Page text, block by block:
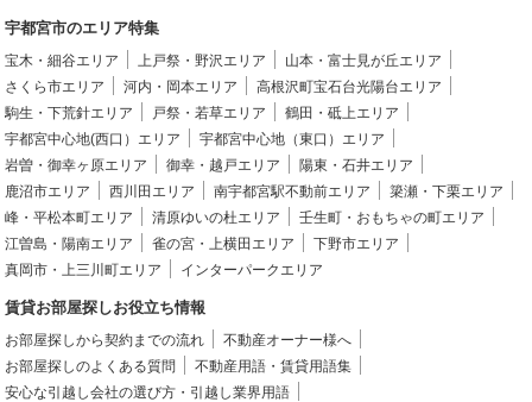
宇都宮市のエリア特集
宝木・細谷エリア 上戸祭・野沢エリア
山本・富士見が丘エリア
さくら市エリア
河内・岡本エリア
高根沢町宝石台光陽台エリア
駒生・下荒針エリア
戸祭・若草エリア
鶴田・砥上エリア
宇都宮中心地(西口）エリア
宇都宮中心地（東口）エリア
岩曽・御幸ヶ原エリア
御幸・越戸エリア
陽東・石井エリア
鹿沼市エリア
西川田エリア 南宇都宮駅不動前エリア
簗瀬・下栗エリア
峰・平松本町エリア
清原ゆいの杜エリア
壬生町・おもちゃの町エリア
江曽島・陽南エリア
雀の宮・上横田エリア
下野市エリア
真岡市・上三川町エリア
インターパークエリア
賃貸お部屋探しお役立ち情報
お部屋探しから契約までの流れ
不動産オーナー様へ
お部屋探しのよくある質問
不動産用語・賃貸用語集
安心な引越し会社の選び方・引越し業界用語